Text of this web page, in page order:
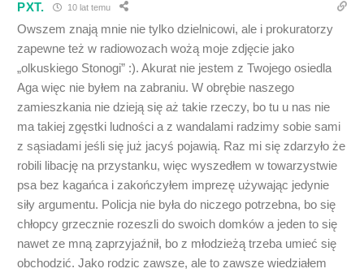
PXT. 10 lat temu
Owszem znają mnie nie tylko dzielnicowi, ale i prokuratorzy
zapewne też w radiowozach wożą moje zdjęcie jako
„olkuskiego Stonogi” :). Akurat nie jestem z Twojego osiedla
Aga więc nie byłem na zabraniu. W obrębie naszego
zamieszkania nie dzieją się aż takie rzeczy, bo tu u nas nie
ma takiej zgęstki ludności a z wandalami radzimy sobie sami
z sąsiadami jeśli się już jacyś pojawią. Raz mi się zdarzyło że
robili libację na przystanku, więc wyszedłem w towarzystwie
psa bez kagańca i zakończyłem imprezę używając jedynie
siły argumentu. Policja nie była do niczego potrzebna, bo się
chłopcy grzecznie rozeszli do swoich domków a jeden to się
nawet ze mną zaprzyjaźnił, bo z młodzieżą trzeba umieć się
obchodzić. Jako rodzic zawsze, ale to zawsze wiedziałem